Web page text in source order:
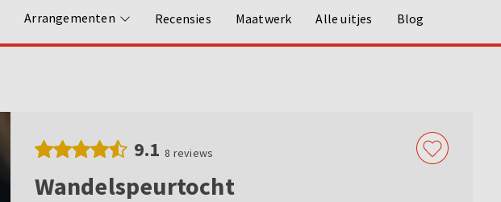
Arrangementen Recensies Maatwerk Alle uitjes Blog
9.1 8 reviews
Wandelspeurtocht